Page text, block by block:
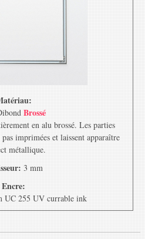
Brossé
en alu brossé. Les parties
imprimées et laissent apparaître
métallique.
3 mm
Encre:
255 UV currable ink